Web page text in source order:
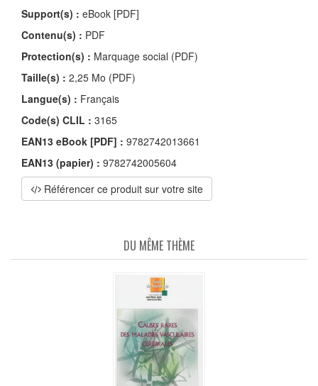
Support(s) : eBook [PDF]
Contenu(s) : PDF
Protection(s) : Marquage social (PDF)
Taille(s) : 2,25 Mo (PDF)
Langue(s) : Français
Code(s) CLIL : 3165
EAN13 eBook [PDF] : 9782742013661
EAN13 (papier) : 9782742005604
Référencer ce produit sur votre site
DU MÊME THÈME